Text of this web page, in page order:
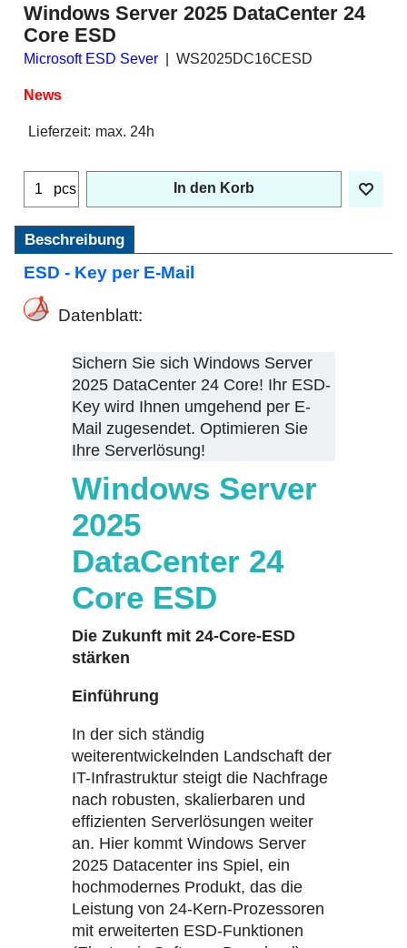
Windows Server 2025 DataCenter 24
Core ESD
Microsoft ESD Sever WS2025DC16CESD
News
Lieferzeit: max. 24h
pcs In den Korb
Beschreibung
ESD - Key per E-Mail
Datenblatt:
Sichern Sie sich Windows Server
2025 DataCenter 24 Core! Ihr ESD-
Key wird Ihnen umgehend per E-
Mail zugesendet. Optimieren Sie
Ihre Serverlösung!
Windows Server
2025
DataCenter 24
Core ESD
Die Zukunft mit 24-Core-ESD
stärken
Einführung
In der sich ständig
weiterentwickelnden Landschaft der
IT-Infrastruktur steigt die Nachfrage
nach robusten, skalierbaren und
effizienten Serverlösungen weiter
an. Hier kommt Windows Server
2025 Datacenter ins Spiel, ein
hochmodernes Produkt, das die
Leistung von 24-Kern-Prozessoren
mit erweiterten ESD-Funktionen